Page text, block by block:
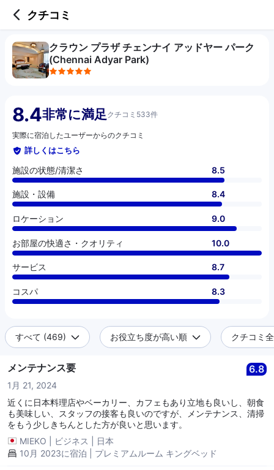
クチコミ
クラウン プラザ チェンナイ アッドヤー パーク
(Chennai Adyar Park)
8.4非常に満足 クチコミ533件
実際に宿泊したユーザーからのクチコミ
詳しくはこちら
施設の状態/清潔さ 8.5
施設・設備 8.4
ロケーション 9.0
お部屋の快適さ・クオリティ 10.0
サービス 8.7
コスパ 8.3
すべて (469) お役立ち度が高い順 クチコミ
メンテナンス要 6.8
1月 21, 2024
近くに日本料理店やベーカリー、カフェもあり立地も良いし、朝食
も美味しい、スタッフの接客も良いのですが、メンテナンス、清掃
をもう少しきちんとした方が良いと思います。
MIEKO
ビジネス
日本
10月 2023に宿泊 | プレミアムルーム キングベッド